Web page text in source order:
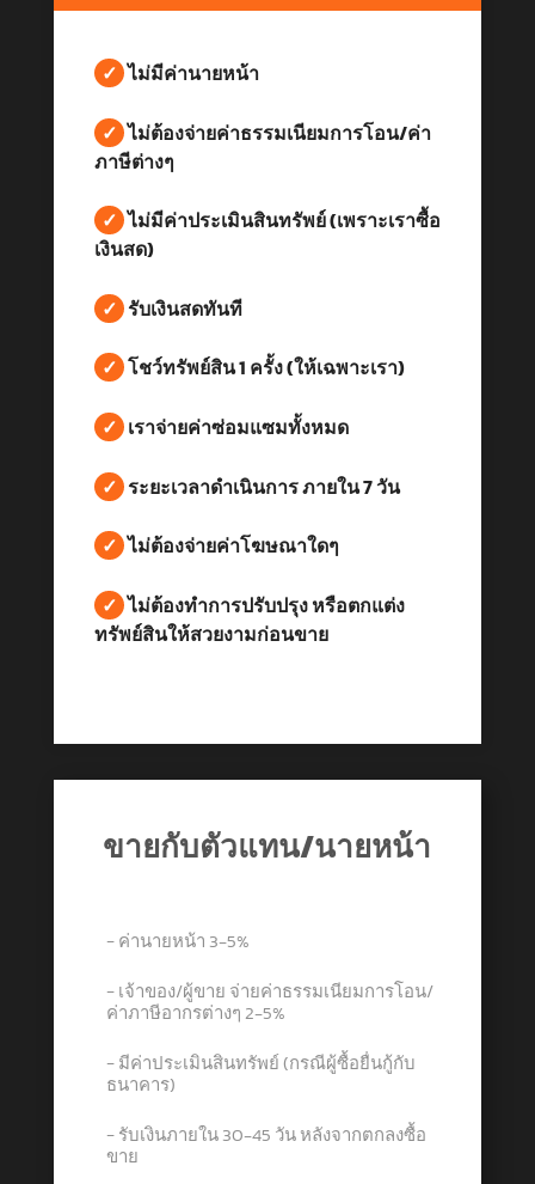
✓ ไม่มีค่านายหน้า
✓ ไม่ต้องจ่ายค่าธรรมเนียมการโอน/ค่า
ภาษีต่างๆ
✓ ไม่มีค่าประเมินสินทรัพย์ (เพราะเราซื้อ
เงินสด)
✓ รับเงินสดทันที
✓ โชว์ทรัพย์สิน 1 ครั้ง (ให้เฉพาะเรา)
✓ เราจ่ายค่าซ่อมแซมทั้งหมด
✓ ระยะเวลาดำเนินการ ภายใน 7 วัน
✓ ไม่ต้องจ่ายค่าโฆษณาใดๆ
✓ ไม่ต้องทำการปรับปรุง หรือตกแต่ง
ทรัพย์สินให้สวยงามก่อนขาย
ขายกับตัวแทน/นายหน้า
− ค่านายหน้า 3-5%
− เจ้าของ/ผู้ขาย จ่ายค่าธรรมเนียมการโอน/
ค่าภาษีอากรต่างๆ 2-5%
− มีค่าประเมินสินทรัพย์ (กรณีผู้ซื้อยื่นกู้กับ
ธนาคาร)
− รับเงินภายใน 30-45 วัน หลังจากตกลงซื้อ
ขาย